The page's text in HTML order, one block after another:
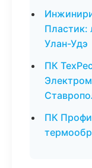
Пластик:
Улан-Удэ
ПК
ПК